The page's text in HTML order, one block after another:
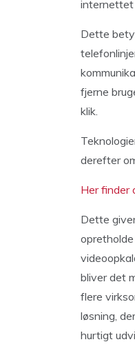
internettet
Dette
fjerne
klik.
derefter
Her finder
Dette
bliver det
flere
løsning,
hurtigt